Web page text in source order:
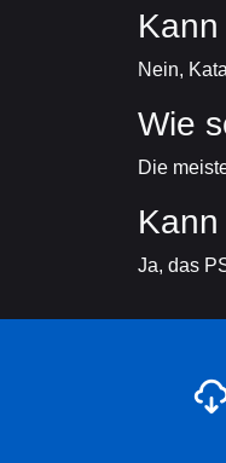
Nein,
Wie
Die
Ja, das